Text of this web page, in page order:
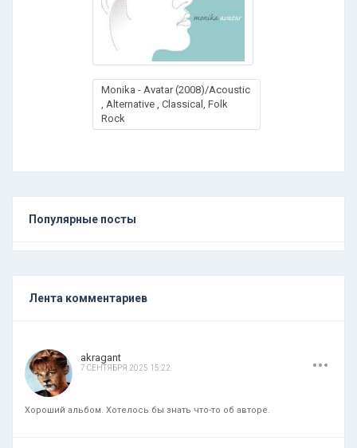
Monika - Avatar (2008)/Acoustic
, Alternative , Classical, Folk
Rock
Популярные посты
Лента комментариев
akragant
7 СЕНТЯБРЯ 2025 15:22 ...
Хороший альбом. Хотелось бы знать что-то об авторе.